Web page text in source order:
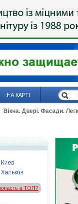
НА КАРТІ
Вікна. Двері. Фасади.
Киев
Харьков
в ТОП?